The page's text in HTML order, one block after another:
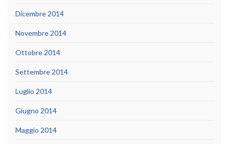
Dicembre 2014
Novembre 2014
Ottobre 2014
Settembre 2014
Luglio 2014
Giugno 2014
Maggio 2014